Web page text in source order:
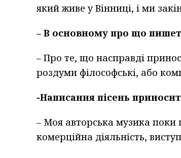
який живе у Вінниці, і ми
– В основному про що
– Про те, що насправді
роздуми філософські, або
-Написання пісень
– Моя авторська музика поки
комерційна діяльність,